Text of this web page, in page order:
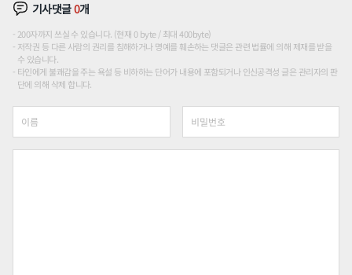
기사댓글0개
200자까지 쓰실 수 있습니다. (현재 0 byte / 최대 400byte)
저작권 등 다른 사람의 권리를 침해하거나 명예를 훼손하는 댓글은 관련 법률에 의해 제재를 받을
수 있습니다.
타인에게 불쾌감을 주는 욕설 등 비하하는 단어가 내용에 포함되거나 인신공격성 글은 관리자의 판
단에 의해 삭제 합니다.